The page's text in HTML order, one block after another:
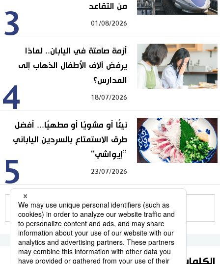
3
من التقاعد
01/08/2026
4
أزمة صامتة في اليابان.. لماذا
يرفض آلاف الأطفال الذهاب إلى
المدارس؟
18/07/2026
5
نيئًا أو مشويًا أو مطهيًا... أفضل
طرق الاستمتاع بالسردين الياباني
”إيواشي“
23/07/2026
للمزيد